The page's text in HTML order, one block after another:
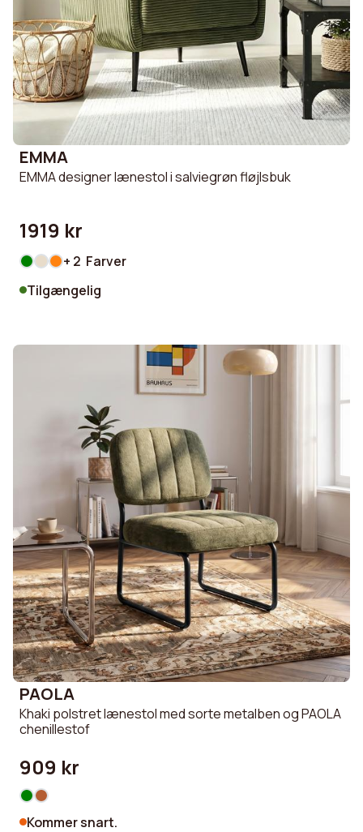
EMMA
EMMA designer lænestol i salviegrøn fløjlsbuk
1919 kr
+ 2 Farver
Tilgængelig
PAOLA
Khaki polstret lænestol med sorte metalben og PAOLA
chenillestof
909 kr
Kommer snart.